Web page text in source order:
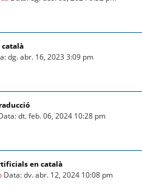
català
dg. abr. 16, 2023 3:09 pm
dt. feb. 06, 2024 10:28 pm
en català
Data: dv. abr. 12, 2024 10:08 pm